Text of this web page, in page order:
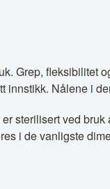
Grep,
innstikk. Nålene i
sterilisert ved
i de vanligste